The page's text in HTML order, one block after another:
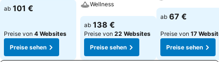
ab 101 €
Preise von 4 Websites
Preise sehen
Wellness
ab 138 €
Preise von 22 Websites
Preise sehen
ab 67 €
Preise von 17
Preise sehen